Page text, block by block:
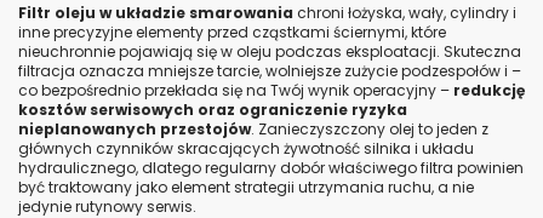
Filtr oleju w układzie smarowania chroni łożyska, wały, cylindry i
inne precyzyjne elementy przed cząstkami ściernymi, które
nieuchronnie pojawiają się w oleju podczas eksploatacji. Skuteczna
filtracja oznacza mniejsze tarcie, wolniejsze zużycie podzespołów i –
co bezpośrednio przekłada się na Twój wynik operacyjny – redukcję
kosztów serwisowych oraz ograniczenie ryzyka
nieplanowanych przestojów. Zanieczyszczony olej to jeden z
głównych czynników skracających żywotność silnika i układu
hydraulicznego, dlatego regularny dobór właściwego filtra powinien
być traktowany jako element strategii utrzymania ruchu, a nie
jedynie rutynowy serwis.